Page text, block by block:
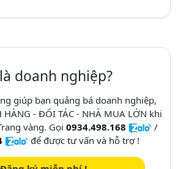
doanh nghiệp?
giúp bạn quảng bá doanh nghiệp,
HÀNG - ĐỐI TÁC - NHÀ MUA LỚN khi
vàng. Gọi 0934.498.168
/
để được tư vấn và hỗ trợ !